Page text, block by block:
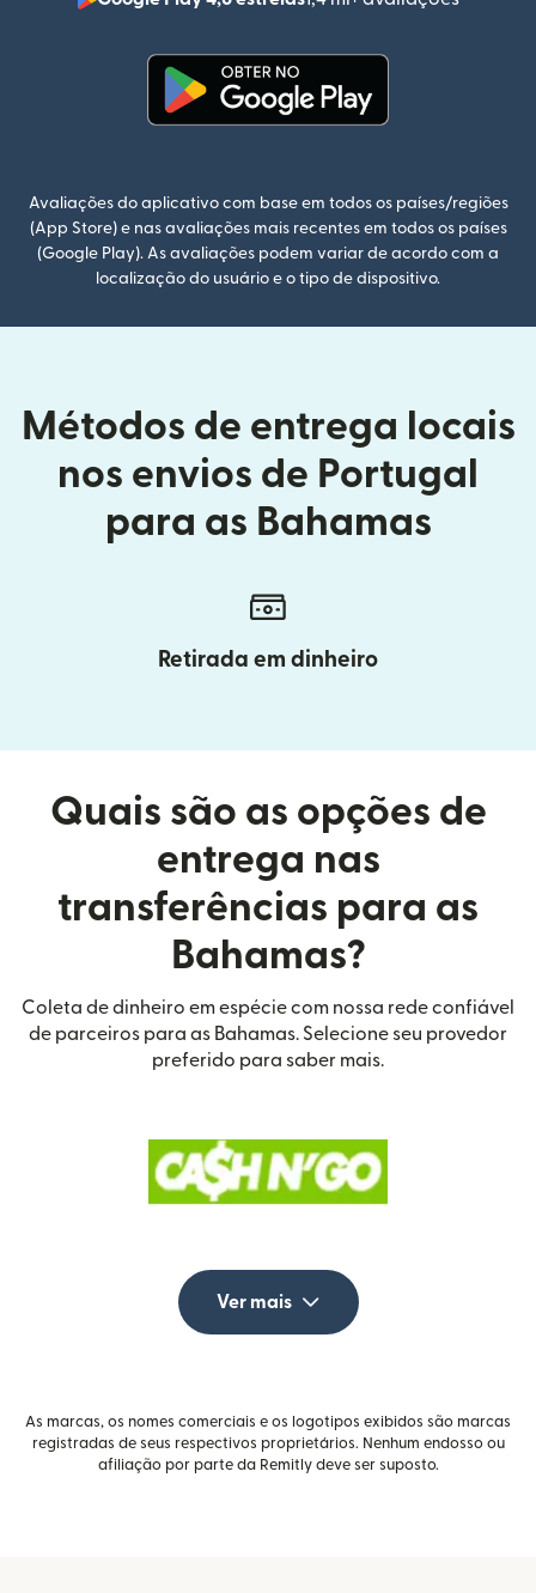
(abre
Avaliações do aplicativo com base em todos os países/regiões
(App Store) e nas avaliações mais recentes em todos os países
(Google Play). As avaliações podem variar de acordo com a
localização do usuário e o tipo de dispositivo.
Métodos de entrega locais
nos envios de Portugal
para as Bahamas
Retirada em dinheiro
Quais são as opções de
entrega nas
transferências para as
Bahamas?
Coleta de dinheiro em espécie com nossa rede confiável
de parceiros para as Bahamas. Selecione seu provedor
preferido para saber mais.
Ver mais
As marcas, os nomes comerciais e os logotipos exibidos são marcas
registradas de seus respectivos proprietários. Nenhum endosso ou
afiliação por parte da Remitly deve ser suposto.